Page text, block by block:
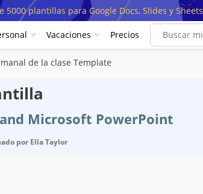
plantillas para Google Docs, Slides y Sheets
Vacaciones Precios
de la clase Template
Microsoft PowerPoint
por Ella Taylor